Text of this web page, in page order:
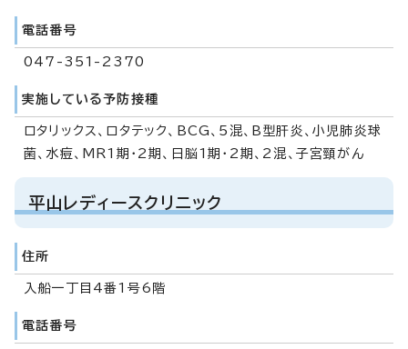
電話番号
047-351-2370
実施している予防接種
ロタリックス、ロタテック、BCG、5混、B型肝炎、小児肺炎球
菌、水痘、MR1期・2期、日脳1期・2期、2混、子宮頸がん
平山レディースクリニック
住所
入船一丁目4番1号6階
電話番号